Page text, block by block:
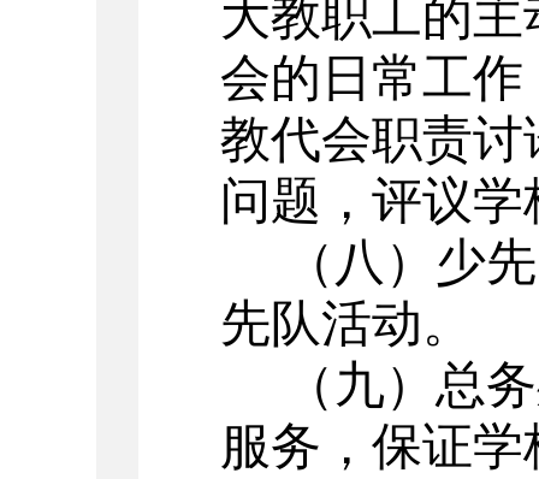
大教职工的
会的日常工
教代会职责
问题，评议
（八）少
先队活动。
（九）总
服务，保证学